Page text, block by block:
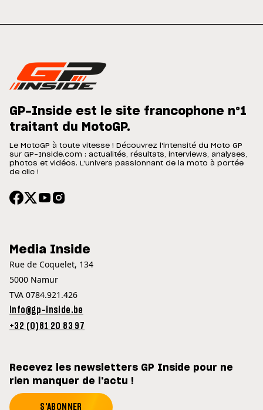
GP-Inside est le site francophone n°1
traitant du MotoGP.
Le MotoGP à toute vitesse ! Découvrez l'intensité du Moto GP
sur GP-Inside.com : actualités, résultats, interviews, analyses,
photos et vidéos. L'univers passionnant de la moto à portée
de clic !
Media Inside
Rue de Coquelet, 134
5000 Namur
TVA 0784.921.426
info@gp-inside.be
+32 (0)81 20 83 97
Recevez les newsletters GP Inside pour ne
rien manquer de l'actu !
S'ABONNER